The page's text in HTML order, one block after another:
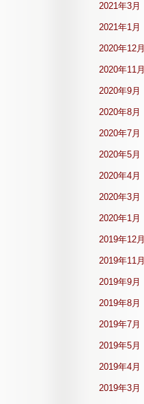
2021年3月
2021年1月
2020年12月
2020年11月
2020年9月
2020年8月
2020年7月
2020年5月
2020年4月
2020年3月
2020年1月
2019年12月
2019年11月
2019年9月
2019年8月
2019年7月
2019年5月
2019年4月
2019年3月